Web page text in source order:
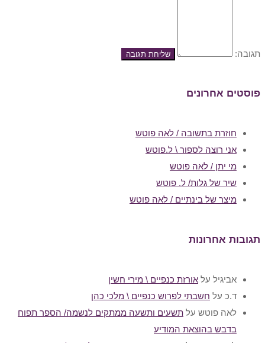
תגובה:
פוסטים אחרונים
חוזרת בתשובה / לאה פוטש
אני רוצה לספור \ ל.פוטש
מי יתן / לאה פוטש
שיר של גלות/ ל. פוטש
מיצר של בינתיים / לאה פוטש
תגובות אחרונות
אביגיל על אורזת כנפיים \ מירי חשין
ד.כ על חשבתי לפרוש כנפיים \ מלכי כהן
לאה פוטש על תשעים ותשעה ממתקים לנשמה/ הספר תפוח
בדבש בהוצאת המודיע